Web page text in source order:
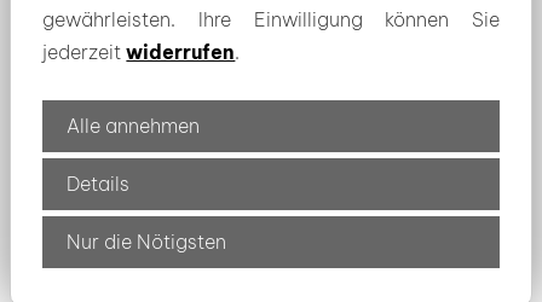
Holzbriketts oder Kohlebriketts im
Großraum Elsterwerda!
zur Brikett-Auswahl
gewährleisten. Ihre Einwilligung können Sie
jederzeitwiderrufen.
Alle annehmen
Details
Nur die Nötigsten